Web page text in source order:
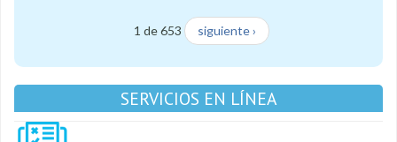
1 de 653 siguiente ›
SERVICIOS EN LÍNEA